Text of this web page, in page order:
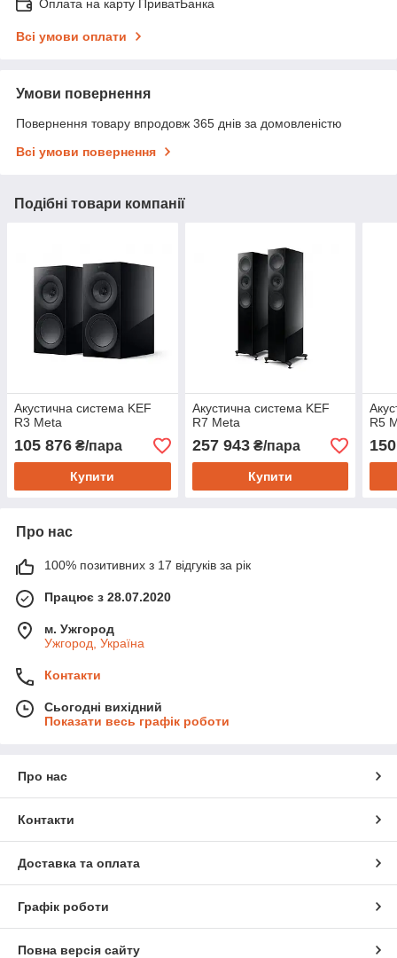
Оплата на карту ПриватБанка
Всі умови оплати
Умови повернення
Повернення товару впродовж 365 днів за домовленістю
Всі умови повернення
Подібні товари компанії
Акустична система KEF
R3 Meta
105 876 ₴/пара
Купити
Акустична система KEF
R7 Meta
257 943₴/пара
Купити
R5
Про нас
100% позитивних з 17 відгуків за рік
Працює з 28.07.2020
м. Ужгород
Ужгород, Україна
Контакти
Сьогодні вихідний
Показати весь графік роботи
Про нас
Контакти
Доставка та оплата
Графік роботи
Повна версія сайту